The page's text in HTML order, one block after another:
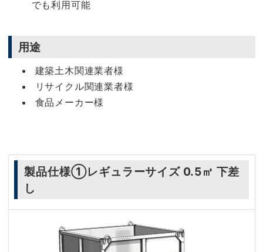
でも利用可能
用途
建築土木関連業者様
リサイクル関連業者様
食品メーカー様
製品仕様①レギュラーサイズ 0.5㎥ 下差
し